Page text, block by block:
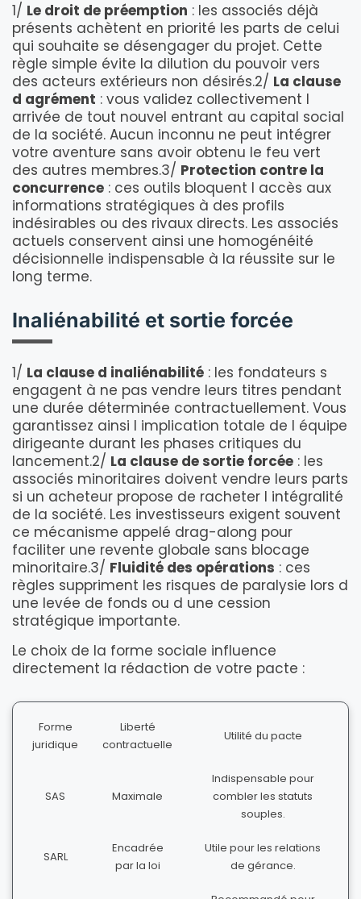
1/ Le droit de préemption : les associés déjà
présents achètent en priorité les parts de celui
qui souhaite se désengager du projet. Cette
règle simple évite la dilution du pouvoir vers
des acteurs extérieurs non désirés.2/ La clause
d agrément : vous validez collectivement l
arrivée de tout nouvel entrant au capital social
de la société. Aucun inconnu ne peut intégrer
votre aventure sans avoir obtenu le feu vert
des autres membres.3/ Protection contre la
concurrence : ces outils bloquent l accès aux
informations stratégiques à des profils
indésirables ou des rivaux directs. Les associés
actuels conservent ainsi une homogénéité
décisionnelle indispensable à la réussite sur le
long terme.
Inaliénabilité et sortie forcée
1/ La clause d inaliénabilité : les fondateurs s
engagent à ne pas vendre leurs titres pendant
une durée déterminée contractuellement. Vous
garantissez ainsi l implication totale de l équipe
dirigeante durant les phases critiques du
lancement.2/ La clause de sortie forcée : les
associés minoritaires doivent vendre leurs parts
si un acheteur propose de racheter l intégralité
de la société. Les investisseurs exigent souvent
ce mécanisme appelé drag-along pour
faciliter une revente globale sans blocage
minoritaire.3/ Fluidité des opérations : ces
règles suppriment les risques de paralysie lors d
une levée de fonds ou d une cession
stratégique importante.
Le choix de la forme sociale influence
directement la rédaction de votre pacte :
Forme
juridique
Liberté
contractuelle
Utilité du pacte
SAS Maximale
Indispensable pour
combler les statuts
souples.
SARL
Encadrée
par la loi
Utile pour les relations
de gérance.